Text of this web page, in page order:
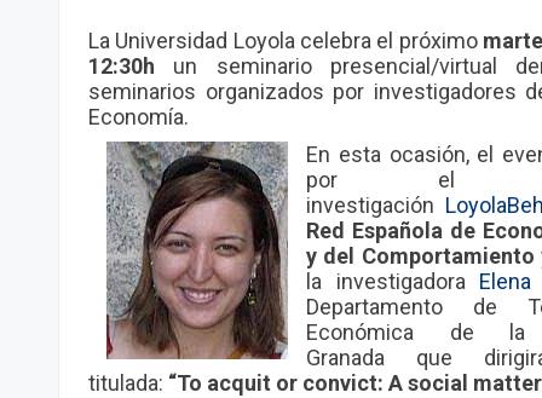
La Universidad Loyola celebra el próximo
12:30h un seminario presencial/virtual
seminarios organizados por investigador​es
Economía.
En esta ocasión, el
por el
investigación
Red Española de
y del Comportamiento
la investigadora
Departamento de
Económica de la
Granada que
titulada: “To acquit or convict: A social